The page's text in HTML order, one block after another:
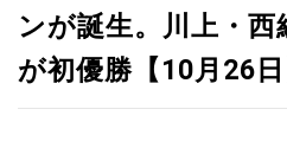
ンが誕生。川上・西
が初優勝【10月26日